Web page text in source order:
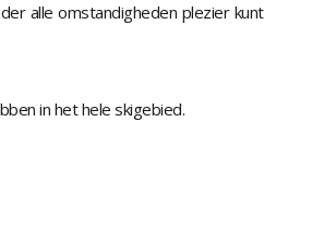
alle omstandigheden plezier kunt
in het hele skigebied.